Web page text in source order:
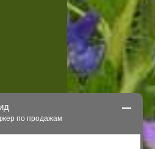
по продажам